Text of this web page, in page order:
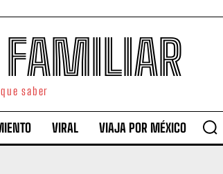
saber
VIRAL VIAJA POR MÉXICO